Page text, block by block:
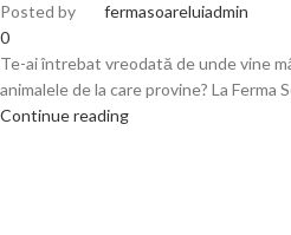
Posted by
fermasoareluiadmin
0
Te-ai întrebat vreodată de unde vine
animalele de la care provine? La Ferma
Continue reading